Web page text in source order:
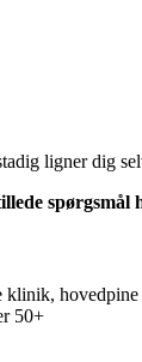
ligner dig
spørgsmål